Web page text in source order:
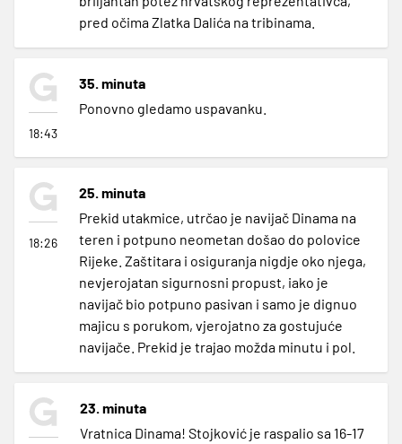
pred očima Zlatka Dalića na tribinama.
18:43
35. minuta
Ponovno gledamo uspavanku.
18:26
25. minuta
Prekid utakmice, utrčao je navijač Dinama na
teren i potpuno neometan došao do polovice
Rijeke. Zaštitara i osiguranja nigdje oko njega,
nevjerojatan sigurnosni propust, iako je
navijač bio potpuno pasivan i samo je dignuo
majicu s porukom, vjerojatno za gostujuće
navijače. Prekid je trajao možda minutu i pol.
23. minuta
Vratnica Dinama! Stojković je raspalio sa 16-17